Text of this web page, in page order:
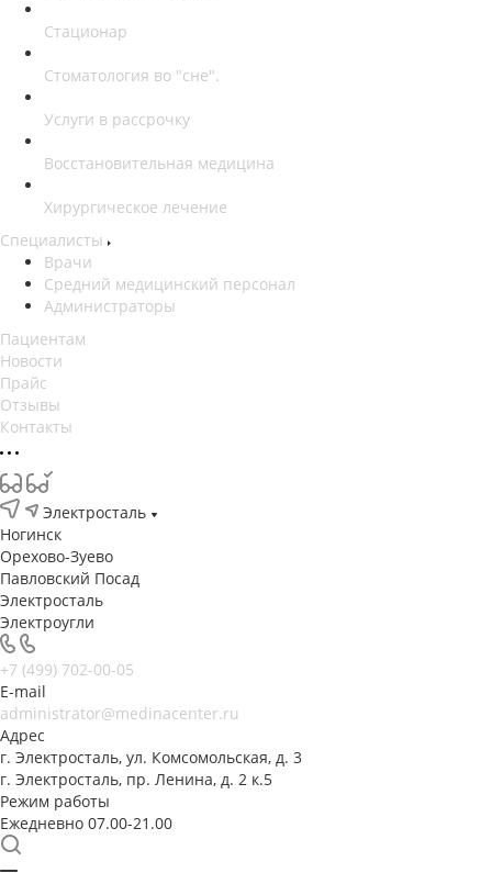
Стационар
Стоматология во "сне".
Услуги в рассрочку
Восстановительная медицина
Хирургическое лечение
Специалисты
Врачи
Средний медицинский персонал
Администраторы
Пациентам
Новости
Прайс
Отзывы
Контакты
Электросталь
Ногинск
Орехово-Зуево
Павловский Посад
Электросталь
Электроугли
+7 (499) 702-00-05
E-mail
administrator@medinacenter.ru
Адрес
г. Электросталь, ул. Комсомольская, д. 3
г. Электросталь, пр. Ленина, д. 2 к.5
Режим работы
Ежедневно 07.00-21.00